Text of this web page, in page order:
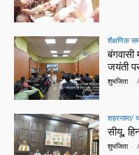
शैक्षणिक
बंगवासी
जयंती
शुभजिता -
शहरनामा/
सीयू,
शुभजिता -